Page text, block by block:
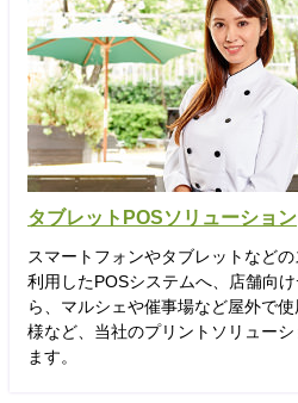
タブレットPOSソリューション
スマートフォンやタブレットなど
利用したPOSシステムへ、店舗向
ら、マルシェや催事場など屋外で
様など、当社のプリントソリュー
ます。